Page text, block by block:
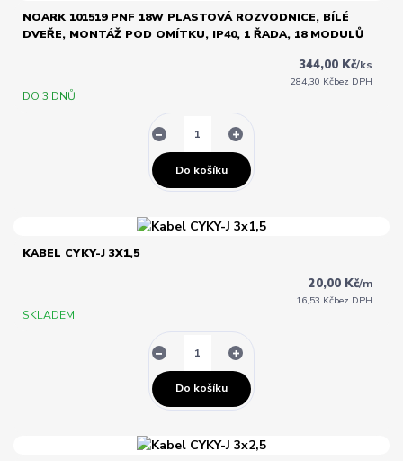
NOARK 101519 PNF 18W PLASTOVÁ ROZVODNICE, BÍLÉ
DVEŘE, MONTÁŽ POD OMÍTKU, IP40, 1 ŘADA, 18 MODULŮ
344,00 Kč/ks
284,30 Kčbez DPH
DO 3 DNŮ
Do košíku
KABEL CYKY-J 3X1,5
20,00 Kč/m
16,53 Kčbez DPH
SKLADEM
Do košíku